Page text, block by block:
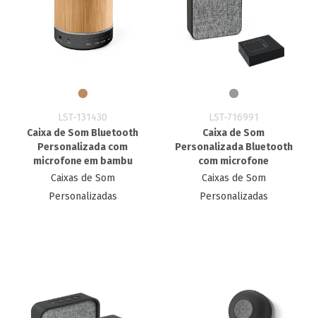
LST-131430
Caixa de Som Bluetooth
Personalizada com
microfone em bambu
Caixas de Som
Personalizadas
LST-716991
Caixa de Som
Personalizada Bluetooth
com microfone
Caixas de Som
Personalizadas